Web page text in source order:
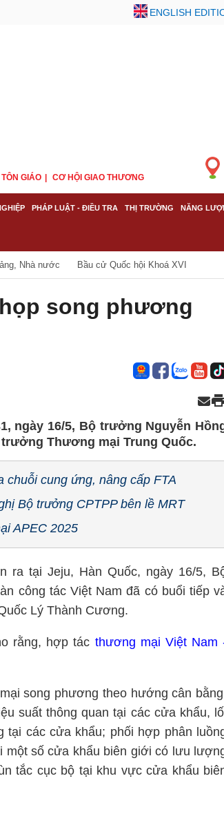
ENGLISH
GIÁO CƠ HỘI GIAO THƯƠNG
PHÁP LUẬT - ĐIỀU TRA THỊ TRƯỜNG NĂNG
Nhà nước Bầu cử Quốc hội Khoá XVI
song phương
ngày 16/5, Bộ trưởng Nguyễn
Thương mại Trung Quốc.
chuỗi cung ứng, nâng cấp FTA
Bộ trưởng CPTPP bên lề MRT
APEC 2025
ra tại Jeju, Hàn Quốc, ngày 16/5,
công tác Việt Nam đã có buổi tiếp
Lý Thành Cương.
rằng, hợp tác thương mại Việt Nam
song phương theo hướng cân
suất thông quan tại các cửa khẩu,
các cửa khẩu; phối hợp phân
một số cửa khẩu biên giới có lưu
tắc cục bộ tại khu vực cửa khẩu